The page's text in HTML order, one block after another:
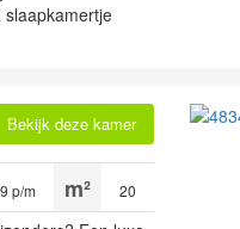
Bekijk deze kamer
20
p/m